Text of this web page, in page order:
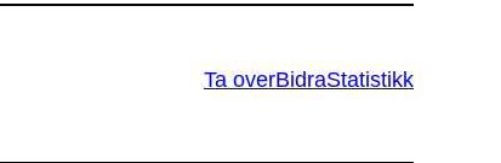
Ta overBidraStatistikk